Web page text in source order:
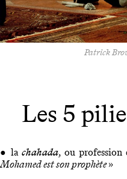
Patrick
Les 5
● lachahada, ou profession
Mohamed est son prophète»